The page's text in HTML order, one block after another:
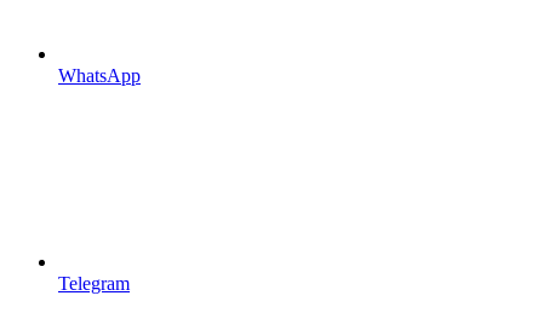
WhatsApp
Telegram